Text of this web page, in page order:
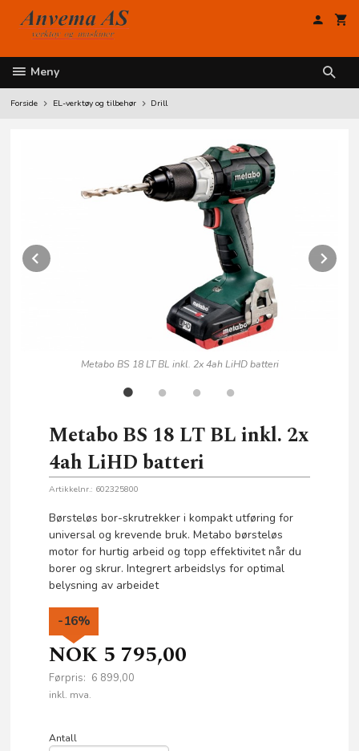
innholdet
Meny
Forside EL-verktøy og tilbehør Drill
Metabo BS 18 LT BL inkl. 2x 4ah LiHD batteri
Prev
Metabo BS 18 LT BL inkl. 2x
4ah LiHD batteri
Artikkelnr.: 602325800
Børsteløs bor-skrutrekker i kompakt utføring for
universal og krevende bruk. Metabo børsteløs
motor for hurtig arbeid og topp effektivitet når du
borer og skrur. Integrert arbeidslys for optimal
belysning av arbeidet
NOK 5 795,00
Førpris: 6 899,00
Rabatt
-16%
inkl. mva.
Antall